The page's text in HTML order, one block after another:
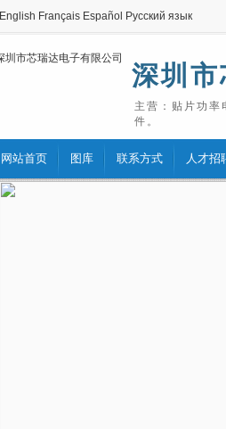
English Français Español Русский язык
深圳市
主营：贴片功率
件。
网站首页 图库 联系方式 人才招